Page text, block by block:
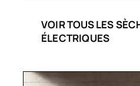
VOIR TOUS LES
ÉLECTRIQUES